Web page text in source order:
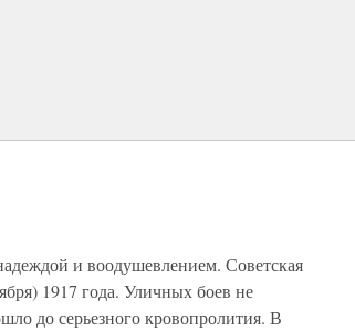
и воодушевлением. Советская
1917 года. Уличных боев не
до серьезного кровопролития. В